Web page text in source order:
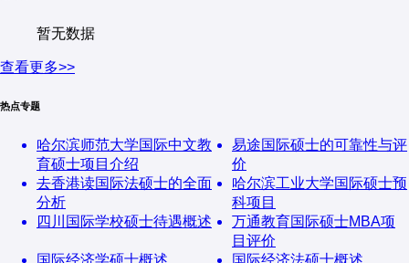
暂无数据
查看更多>>
热点专题
哈尔滨师范大学国际中文教
育硕士项目介绍
易途国际硕士的可靠性与评
价
去香港读国际法硕士的全面
分析
哈尔滨工业大学国际硕士预
科项目
四川国际学校硕士待遇概述
万通教育国际硕士MBA项
目评价
国际经济学硕士概述
国际经济法硕士概述